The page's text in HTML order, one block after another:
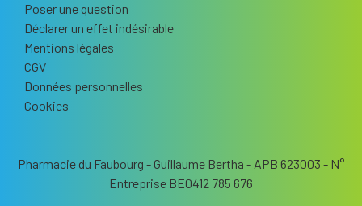
Poser une question
Déclarer un effet indésirable
Mentions légales
CGV
Données personnelles
Cookies
Pharmacie du Faubourg - Guillaume Bertha - APB 623003 - N°
Entreprise BE0412 785 676